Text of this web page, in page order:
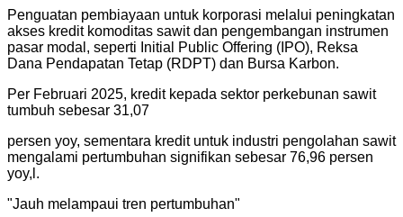
Penguatan pembiayaan untuk korporasi melalui peningkatan
akses kredit komoditas sawit dan pengembangan instrumen
pasar modal, seperti Initial Public Offering (IPO), Reksa
Dana Pendapatan Tetap (RDPT) dan Bursa Karbon.
Per Februari 2025, kredit kepada sektor perkebunan sawit
tumbuh sebesar 31,07
persen yoy, sementara kredit untuk industri pengolahan sawit
mengalami pertumbuhan signifikan sebesar 76,96 persen
yoy,l.
"Jauh melampaui tren pertumbuhan"